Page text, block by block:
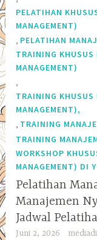
PELATIHAN
MANAGEMENT)
PELATIHAN
TRAINING KHUSUS
MANAGEMENT)
TRAINING KHUSUS
MANAGEMENT),
TRAINING
TRAINING
WORKSHOP
MANAGEMENT) DI
Pelatihan
Manajemen
Jadwal
Juni 2, 2026